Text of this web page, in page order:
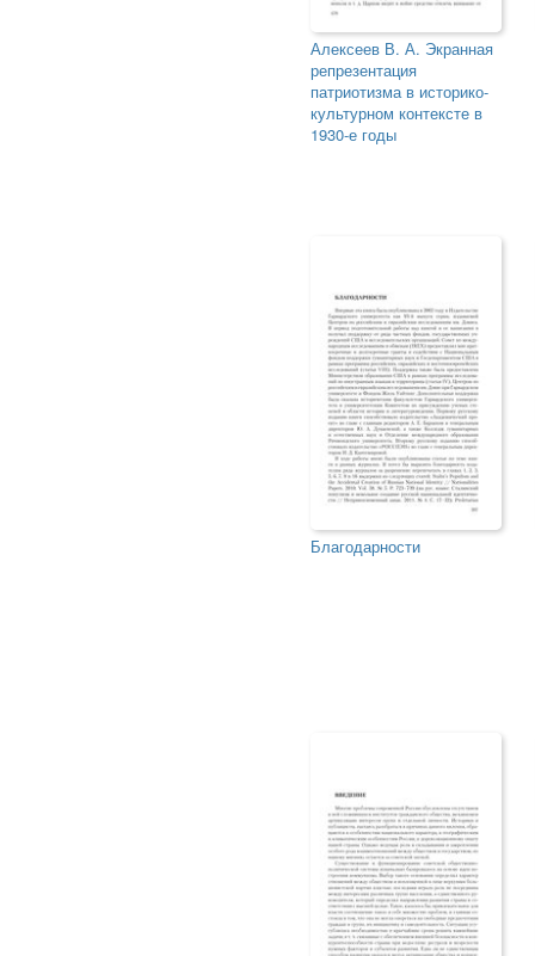
Алексеев В. А. Экранная
репрезентация
патриотизма в историко-
культурном контексте в
1930-е годы
Благодарности